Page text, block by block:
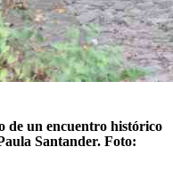
de un encuentro histórico
Santander. Foto: